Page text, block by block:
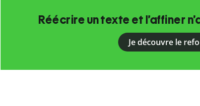
Réécrire un texte et l’affiner
Je découvre le